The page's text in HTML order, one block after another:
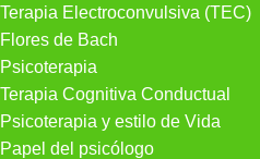
Terapia Electroconvulsiva (TEC)
Flores de Bach
Psicoterapia
Terapia Cognitiva Conductual
Psicoterapia y estilo de Vida
Papel del psicólogo